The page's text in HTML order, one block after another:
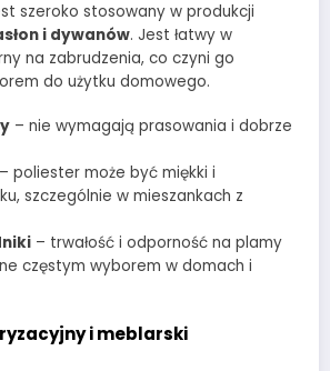
szeroko stosowany w produkcji
i dywanów. Jest łatwy w
na zabrudzenia, co czyni go
do użytku domowego.
– nie wymagają prasowania i dobrze
– poliester może być miękki i
szczególnie w mieszankach z
– trwałość i odporność na plamy
częstym wyborem w domach i
i meblarski